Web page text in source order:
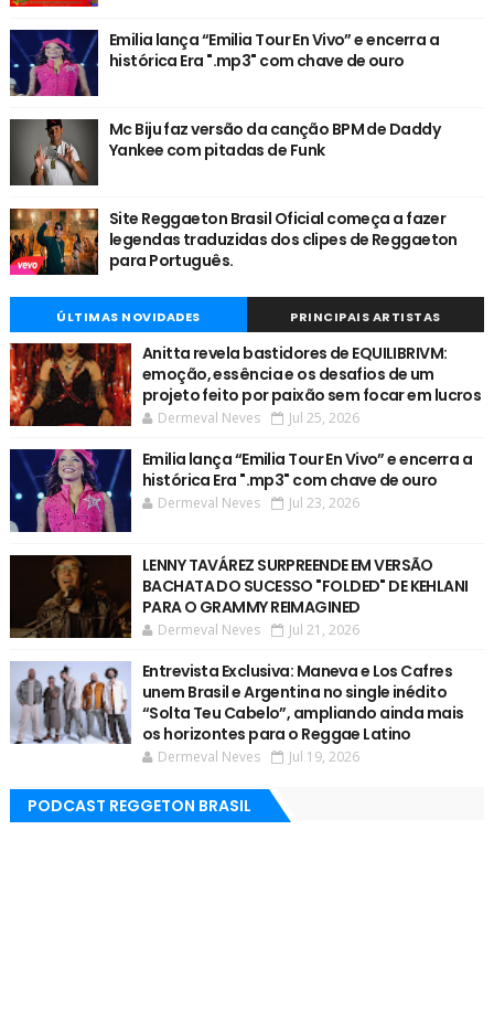
Emilia lança “Emilia Tour En Vivo” e encerra a
histórica Era ".mp3" com chave de ouro
Mc Biju faz versão da canção BPM de Daddy
Yankee com pitadas de Funk
Site Reggaeton Brasil Oficial começa a fazer
legendas traduzidas dos clipes de Reggaeton
para Português.
ÚLTIMAS NOVIDADES PRINCIPAIS ARTISTAS
Anitta revela bastidores de EQUILIBRIVM:
emoção, essência e os desafios de um
projeto feito por paixão sem focar em lucros
Dermeval Neves Jul 25, 2026
Emilia lança “Emilia Tour En Vivo” e encerra a
histórica Era ".mp3" com chave de ouro
Dermeval Neves Jul 23, 2026
LENNY TAVÁREZ SURPREENDE EM VERSÃO
BACHATA DO SUCESSO "FOLDED" DE KEHLANI
PARA O GRAMMY REIMAGINED
Dermeval Neves Jul 21, 2026
Entrevista Exclusiva: Maneva e Los Cafres
unem Brasil e Argentina no single inédito
“Solta Teu Cabelo”, ampliando ainda mais
os horizontes para o Reggae Latino
Dermeval Neves Jul 19, 2026
PODCAST REGGETON BRASIL